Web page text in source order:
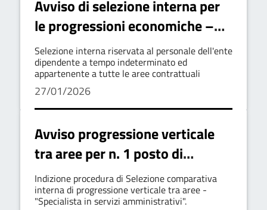
Avviso di selezione interna per
le progressioni economiche –
Anno 2025
Selezione interna riservata al personale dell'ente
dipendente a tempo indeterminato ed
appartenente a tutte le aree contrattuali
27/01/2026
Avviso progressione verticale
tra aree per n. 1 posto di
Funzionario
Indizione procedura di Selezione comparativa
interna di progressione verticale tra aree -
"Specialista in servizi amministrativi".